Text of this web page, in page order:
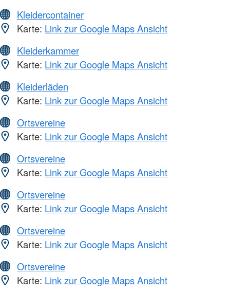
Kleidercontainer
Karte: Link zur Google Maps Ansicht
Kleiderkammer
Karte: Link zur Google Maps Ansicht
Kleiderläden
Karte: Link zur Google Maps Ansicht
Ortsvereine
Karte: Link zur Google Maps Ansicht
Ortsvereine
Karte: Link zur Google Maps Ansicht
Ortsvereine
Karte: Link zur Google Maps Ansicht
Ortsvereine
Karte: Link zur Google Maps Ansicht
Ortsvereine
Karte: Link zur Google Maps Ansicht